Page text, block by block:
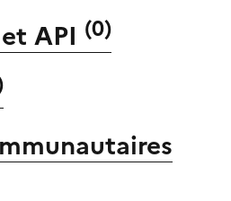
API (0)